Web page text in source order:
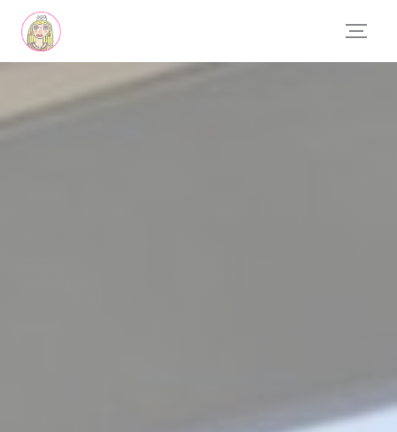
Personnalisation de vos choix en matière de cookies